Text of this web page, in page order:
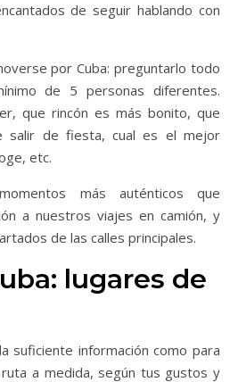
de seguir hablando con
por Cuba: preguntarlo todo
de 5 personas diferentes.
que rincón es más bonito, que
salir de fiesta, cual es el mejor
etc.
más auténticos que
a nuestros viajes en camión, y
de las calles principales.
lugares de
suficiente información como para
a medida, según tus gustos y